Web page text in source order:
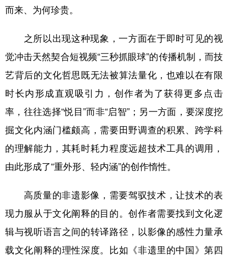
而来、为何珍贵。
之所以出现这种现象，一方面在于即时可见的视
觉冲击天然契合短视频“三秒抓眼球”的传播机制，而技
艺背后的文化哲思既无法被算法量化，也难以在有限
时长内形成直观吸引力，创作者为了获得更多点击
率，往往选择“悦目”而非“启智”；另一方面，要深度挖
掘文化内涵门槛颇高，需要田野调查的积累、跨学科
的理解能力，其耗时耗力程度远超技术工具的调用，
由此形成了“重外形、轻内涵”的创作惰性。
高质量的非遗影像，需要驾驭技术，让技术的表
现力服从于文化阐释的目的。创作者需要找到文化逻
辑与视听语言之间的转译路径，以影像的感性力量承
载文化阐释的理性深度。比如《非遗里的中国》第四